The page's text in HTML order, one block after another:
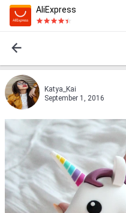
AliExpress
Katya_Kai
September 1, 2016